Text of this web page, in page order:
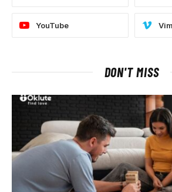
YouTube
DON'T MISS